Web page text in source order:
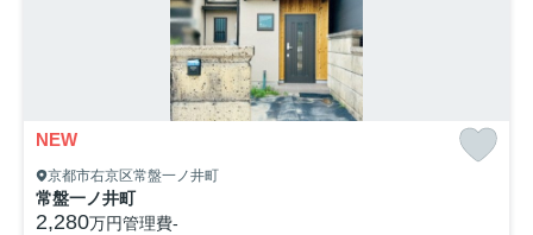
NEW
京都市右京区常盤一ノ井町
常盤一ノ井町
2,280万円管理費-